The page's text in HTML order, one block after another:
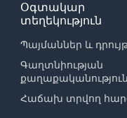
Օգտակար
տեղեկություն
Պայմաններ և
Գաղտնիության
քաղաքականություն
Հաճախ տրվող